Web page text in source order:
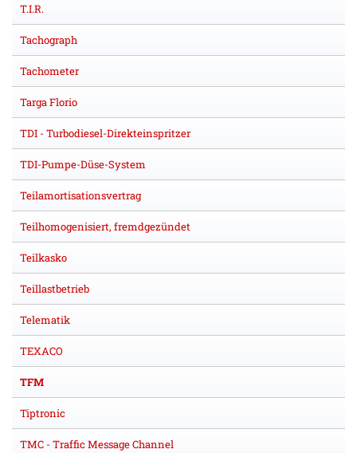
T.I.R.
Tachograph
Tachometer
Targa Florio
TDI - Turbodiesel-Direkteinspritzer
TDI-Pumpe-Düse-System
Teilamortisationsvertrag
Teilhomogenisiert, fremdgezündet
Teilkasko
Teillastbetrieb
Telematik
TEXACO
TFM
Tiptronic
TMC - Traffic Message Channel